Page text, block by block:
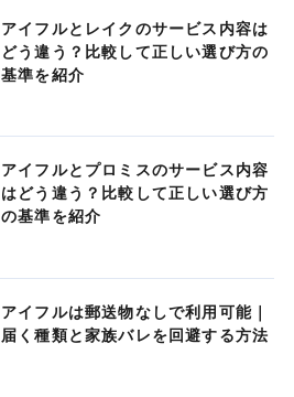
アイフルとレイクのサービス内容は
どう違う？比較して正しい選び方の
基準を紹介
アイフルとプロミスのサービス内容
はどう違う？比較して正しい選び方
の基準を紹介
アイフルは郵送物なしで利用可能｜
届く種類と家族バレを回避する方法